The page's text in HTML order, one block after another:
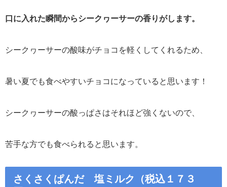
口に入れた瞬間からシークヮーサーの香りがします。
シークヮーサーの酸味がチョコを軽くしてくれるため、
暑い夏でも食べやすいチョコになっていると思います！
シークヮーサーの酸っぱさはそれほど強くないので、
苦手な方でも食べられると思います。
さくさくぱんだ 塩ミルク（税込１７３